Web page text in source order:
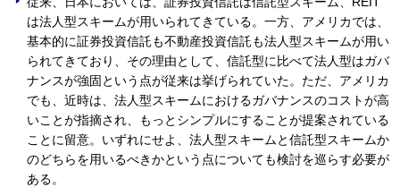
は法人型スキームが用いられてきている。一方、アメリカでは、
基本的に証券投資信託も不動産投資信託も法人型スキームが用い
られてきており、その理由として、信託型に比べて法人型はガバ
ナンスが強固という点が従来は挙げられていた。ただ、アメリカ
でも、近時は、法人型スキームにおけるガバナンスのコストが高
いことが指摘され、もっとシンプルにすることが提案されている
ことに留意。いずれにせよ、法人型スキームと信託型スキームか
のどちらを用いるべきかという点についても検討を巡らす必要が
ある。